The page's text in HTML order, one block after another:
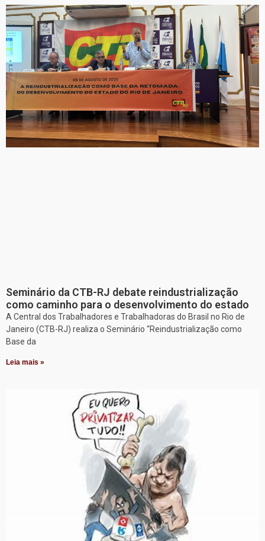
Seminário da CTB-RJ debate reindustrialização
como caminho para o desenvolvimento do estado
A Central dos Trabalhadores e Trabalhadoras do Brasil no Rio de
Janeiro (CTB-RJ) realiza o Seminário “Reindustrialização como
Base da
Leia mais »